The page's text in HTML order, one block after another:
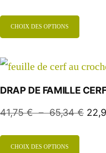
CHOIX DES OPTIONS
DRAP DE FAMILLE
41,75€ – 65,34€
CHOIX DES OPTIONS